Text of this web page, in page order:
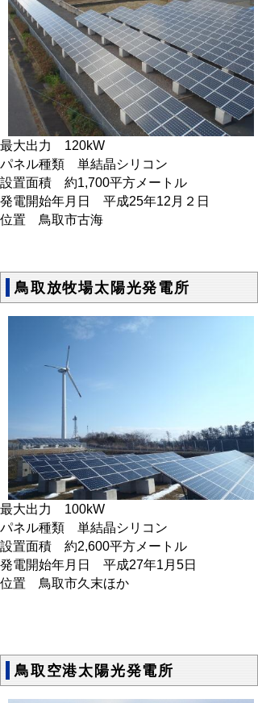
最大出力 120kW
パネル種類 単結晶シリコン
設置面積 約1,700平方メートル
発電開始年月日 平成25年12月２日
位置 鳥取市古海
鳥取放牧場太陽光発電所
最大出力 100kW
パネル種類 単結晶シリコン
設置面積 約2,600平方メートル
発電開始年月日 平成27年1月5日
位置 鳥取市久末ほか
鳥取空港太陽光発電所